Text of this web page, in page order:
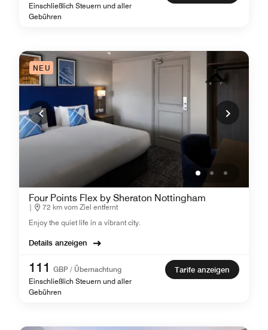
Einschließlich Steuern und aller
Gebühren
NEU
Four Points Flex by Sheraton Nottingham
|
72 km vom Ziel entfernt
Enjoy the quiet life in a vibrant city.
Details anzeigen
111 GBP / Übernachtung
Einschließlich Steuern und aller
Gebühren
Tarife anzeigen